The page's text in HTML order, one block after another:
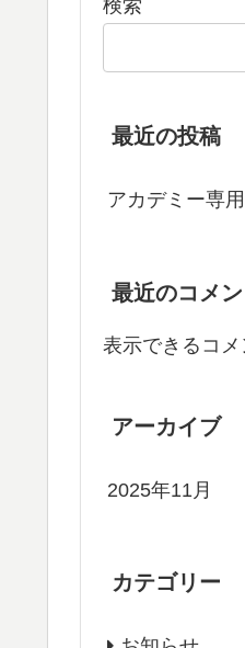
検索
最近の投稿
アカデミー専
最近のコメン
表示できるコメ
アーカイブ
2025年11月
カテゴリー